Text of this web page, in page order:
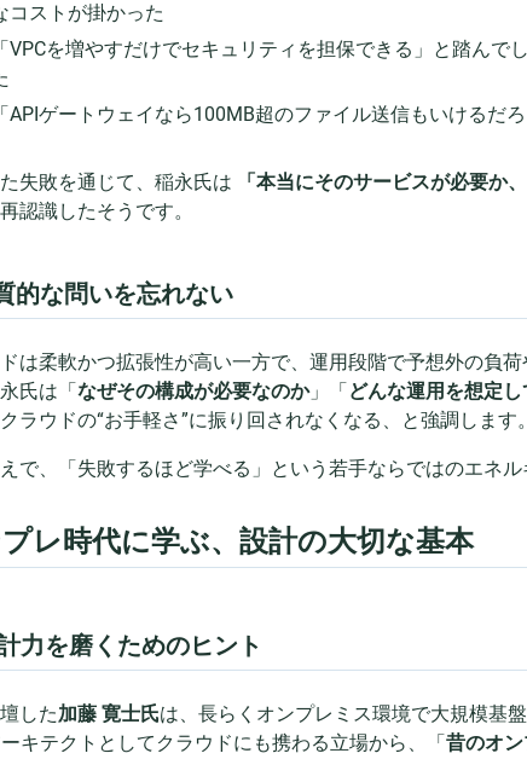
コストが掛かった
「VPCを増やすだけでセキュリティを担保できる」と踏ん
「APIゲートウェイなら100MB超のファイル送信もいけるだ
失敗を通じて、稲永氏は 「本当にそのサービスが必要か
認識したそうです。
的な問いを忘れない
は柔軟かつ拡張性が高い一方で、運用段階で予想外の負
氏は「 なぜその構成が必要なのか」「 どんな運用を想定
ラウドの“お手軽さ”に振り回されなくなる、と強調します。
で、「失敗するほど学べる」という若手ならではのエネル
レ時代に学ぶ、設計の大切な基本
力を磨くためのヒント
した加藤 寛士氏は、長らくオンプレミス環境で大規模基
キテクトとしてクラウドにも携わる立場から、「 昔のオ